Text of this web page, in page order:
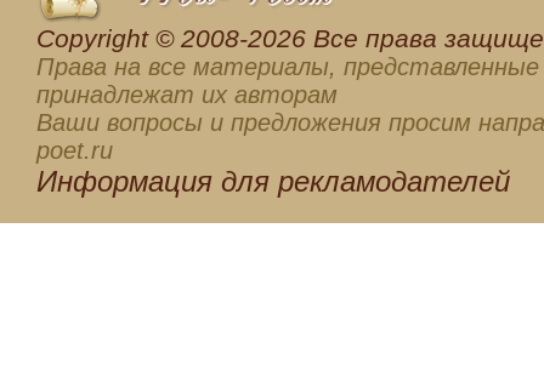
Сopyright © 2008-2026 Все права
Права на все материалы, представленные
принадлежат их авторам
Ваши вопросы и предложения просим
poet.ru
Информация для рекламодателей